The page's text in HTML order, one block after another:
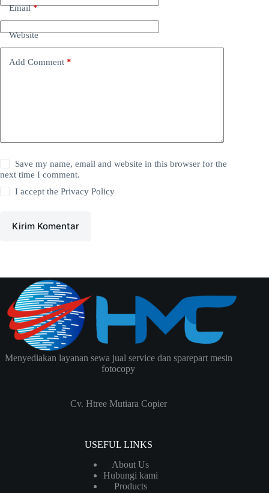
Email*
Website
Add Comment *
Save my name, email and website in this browser for the
next time I comment.
I accept thePrivacy Policy
Kirim Komentar
Menyediakan layanan sewa jual service dan sparepart mesin
fotocopy
Cv. Htree Mutiara Copier
USEFUL LINKS
About Us
Hubungi kami
Products